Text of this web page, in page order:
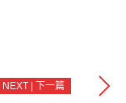
NEXT | 下一篇